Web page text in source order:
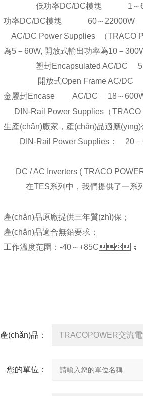
低功率DC/DC模塊 1～
功率DC/DC模塊 60～22000W
AC/DC Power Supplies （TRACO
為5－60W, 開放式輸出功率為10－
塑封Encapsulated AC/DC 5
開放式Open Frame AC/DC
金屬封Encase AC/DC 18～
DIN-Rail Power Supplies（TRACO
生產(chǎn)廠家，產(chǎn)品適應
DIN-Rail Power Supplies： 20－
DC / AC Inverters ( TRACO
在TES系列中，我們提供了一系列
產(chǎn)品原廠提供三年質(zhì)保；
產(chǎn)品適合無鉛要求；
工作溫度范圍：-40～+85C；
產(chǎn)品：
您的單位：